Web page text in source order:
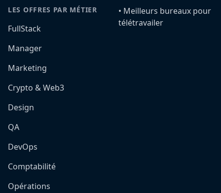
LES OFFRES PAR MÉTIER
FullStack
Manager
Marketing
Crypto & Web3
Design
QA
DevOps
Comptabilité
Opérations
•️ Meilleurs bureaux pour
télétravailer